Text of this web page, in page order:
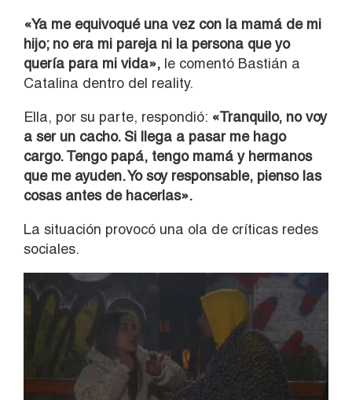
«Ya me equivoqué una vez con la mamá de mi
hijo; no era mi pareja ni la persona que yo
quería para mi vida», le comentó Bastián a
Catalina dentro del reality.
Ella, por su parte, respondió: «Tranquilo, no voy
a ser un cacho. Si llega a pasar me hago
cargo. Tengo papá, tengo mamá y hermanos
que me ayuden. Yo soy responsable, pienso las
cosas antes de hacerlas».
La situación provocó una ola de críticas redes
sociales.